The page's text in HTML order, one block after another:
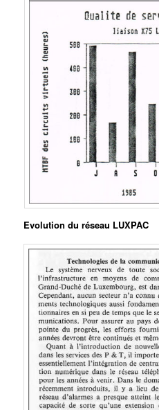
Evolution du réseau LUXPAC